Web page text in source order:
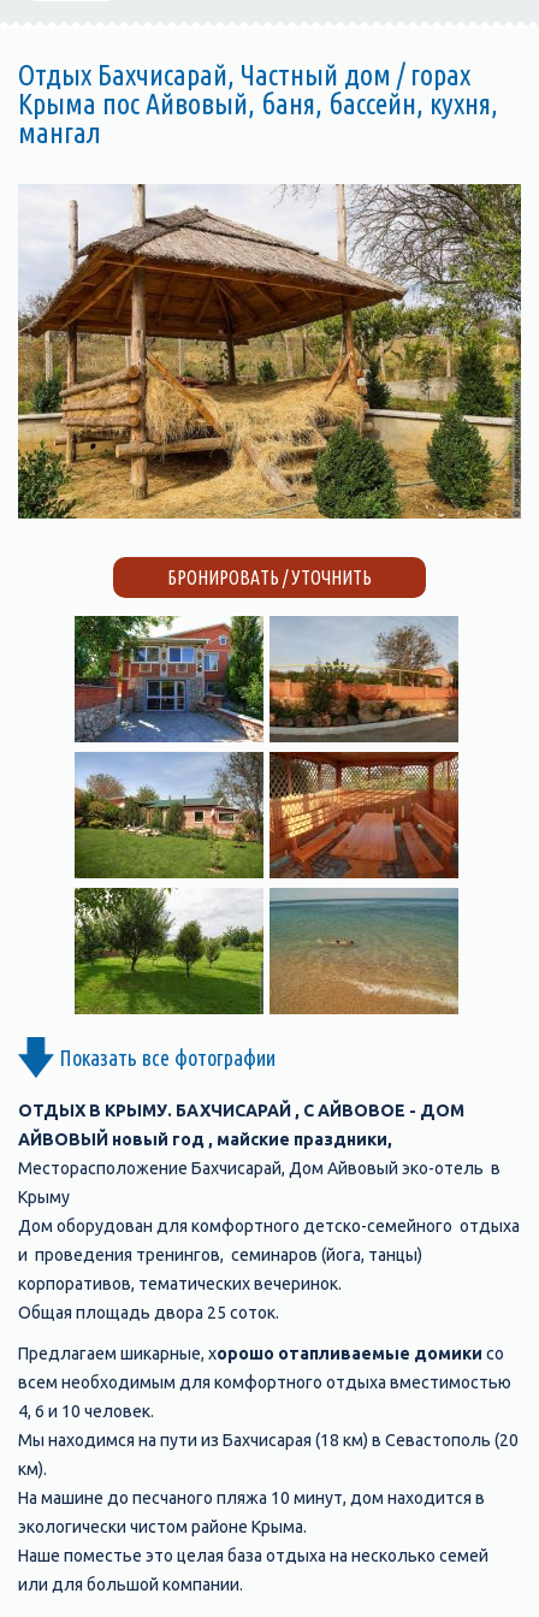
Отдых Бахчисарай, Частный дом / горах
Крыма пос Айвовый, баня, бассейн, кухня,
мангал
БРОНИРОВАТЬ / УТОЧНИТЬ
Показать все фотографии
ОТДЫХ В КРЫМУ. БАХЧИСАРАЙ , С АЙВОВОЕ - ДОМ
АЙВОВЫЙ новый год , майские праздники,
Месторасположение Бахчисарай, Дом Айвовый эко-отель в
Крыму
Дом оборудован для комфортного детско-семейного отдыха
и проведения тренингов, семинаров (йога, танцы)
корпоративов, тематических вечеринок.
Общая площадь двора 25 соток.
Предлагаем шикарные, хорошо отапливаемые домики со
всем необходимым для комфортного отдыха вместимостью
4, 6 и 10 человек.
Мы находимся на пути из Бахчисарая (18 км) в Севастополь (20
км).
На машине до песчаного пляжа 10 минут, дом находится в
экологически чистом районе Крыма.
Наше поместье это целая база отдыха на несколько семей
или для большой компании.